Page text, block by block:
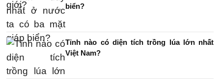
biển?
Tỉnh nào có diện tích trồng lúa lớn nhất
Việt Nam?